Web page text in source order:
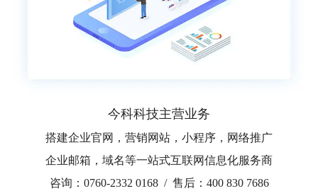
今科科技主营业务
搭建企业官网，营销网站，小程序，网络推广
企业邮箱，域名等一站式互联网信息化服务商
咨询：0760-2332 0168 / 售后：400 830 7686